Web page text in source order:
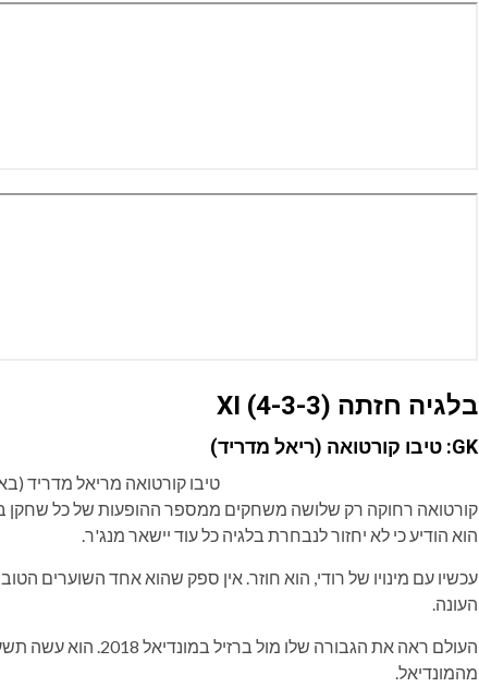
בלגיה חזתה XI (4-3-3)
GK: טיבו קורטואה (ריאל מדריד)
טיבו קורטואה מריאל מדריד
קורטואה רחוקה רק שלושה משחקים ממספר ההופעות של כל שחקן
הוא הודיע ​​כי לא יחזור לנבחרת בלגיה כל עוד יישאר מנג'ר.
עכשיו עם מינויו של רודי, הוא חוזר. אין ספק שהוא אחד השוערים
העונה.
העולם ראה את הגבורה שלו
מהמונדיאל.